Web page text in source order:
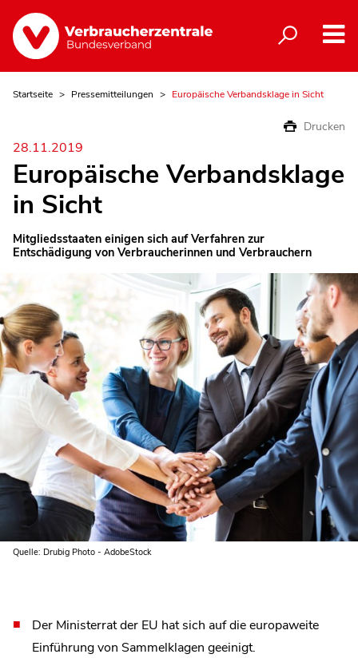
Startseite Pressemitteilungen Europäische Verbandsklage in Sicht
Drucken
28.11.2019
Europäische Verbandsklage
in Sicht
Mitgliedsstaaten einigen sich auf Verfahren zur
Entschädigung von Verbraucherinnen und Verbrauchern
Quelle: Drubig Photo - AdobeStock
Der Ministerrat der EU hat sich auf die europaweite
Einführung von Sammelklagen geeinigt.